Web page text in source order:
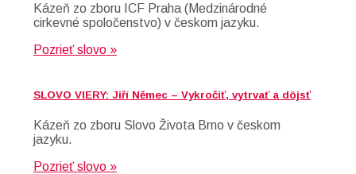
Kázeň zo zboru ICF Praha (Medzinárodné
cirkevné spoločenstvo) v českom jazyku.
Pozrieť slovo »
SLOVO VIERY: Jiří Němec – Vykročiť, vytrvať a dôjsť
Kázeň zo zboru Slovo Života Brno v českom
jazyku.
Pozrieť slovo »